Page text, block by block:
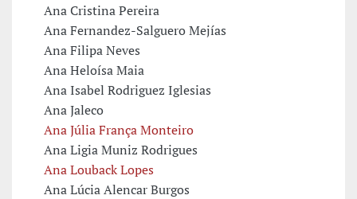
Ana Cristina Pereira
Ana Fernandez-Salguero Mejías
Ana Filipa Neves
Ana Heloísa Maia
Ana Isabel Rodriguez Iglesias
Ana Jaleco
Ana Júlia França Monteiro
Ana Ligia Muniz Rodrigues
Ana Louback Lopes
Ana Lúcia Alencar Burgos